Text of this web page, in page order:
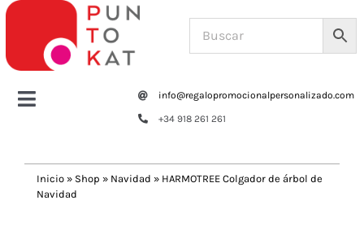
Saltar
contenido
Toggle
Tazas y botellas
info@regalopromocionalpersonalizado.com
+34 918 261 261
Inicio » Shop » Navidad » HARMOTREE Colgador de árbol de
Navidad